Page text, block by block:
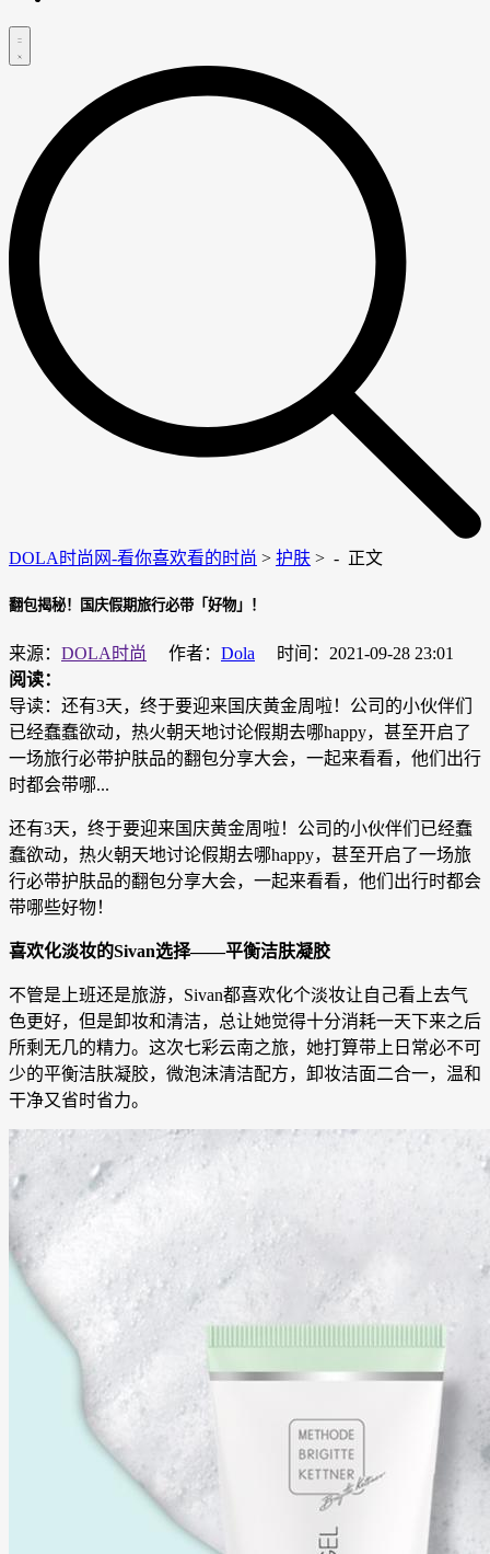
DOLA时尚网-看你喜欢看的时尚 > 护肤 > - 正文
翻包揭秘！国庆假期旅行必带「好物」！
来源： DOLA时尚 作者： Dola
时间：2021-09-28 23:01
阅读：
导读：还有3天，终于要迎来国庆黄金周啦！公司的小伙伴们
已经蠢蠢欲动，热火朝天地讨论假期去哪happy，甚至开启了
一场旅行必带护肤品的翻包分享大会，一起来看看，他们出行
时都会带哪...
还有3天，终于要迎来国庆黄金周啦！公司的小伙伴们已经蠢
蠢欲动，热火朝天地讨论假期去哪happy，甚至开启了一场旅
行必带护肤品的翻包分享大会，一起来看看，他们出行时都会
带哪些好物！
喜欢化淡妆的Sivan选择——平衡洁肤凝胶
不管是上班还是旅游，Sivan都喜欢化个淡妆让自己看上去气
色更好，但是卸妆和清洁，总让她觉得十分消耗一天下来之后
所剩无几的精力。这次七彩云南之旅，她打算带上日常必不可
少的平衡洁肤凝胶，微泡沫清洁配方，卸妆洁面二合一，温和
干净又省时省力。